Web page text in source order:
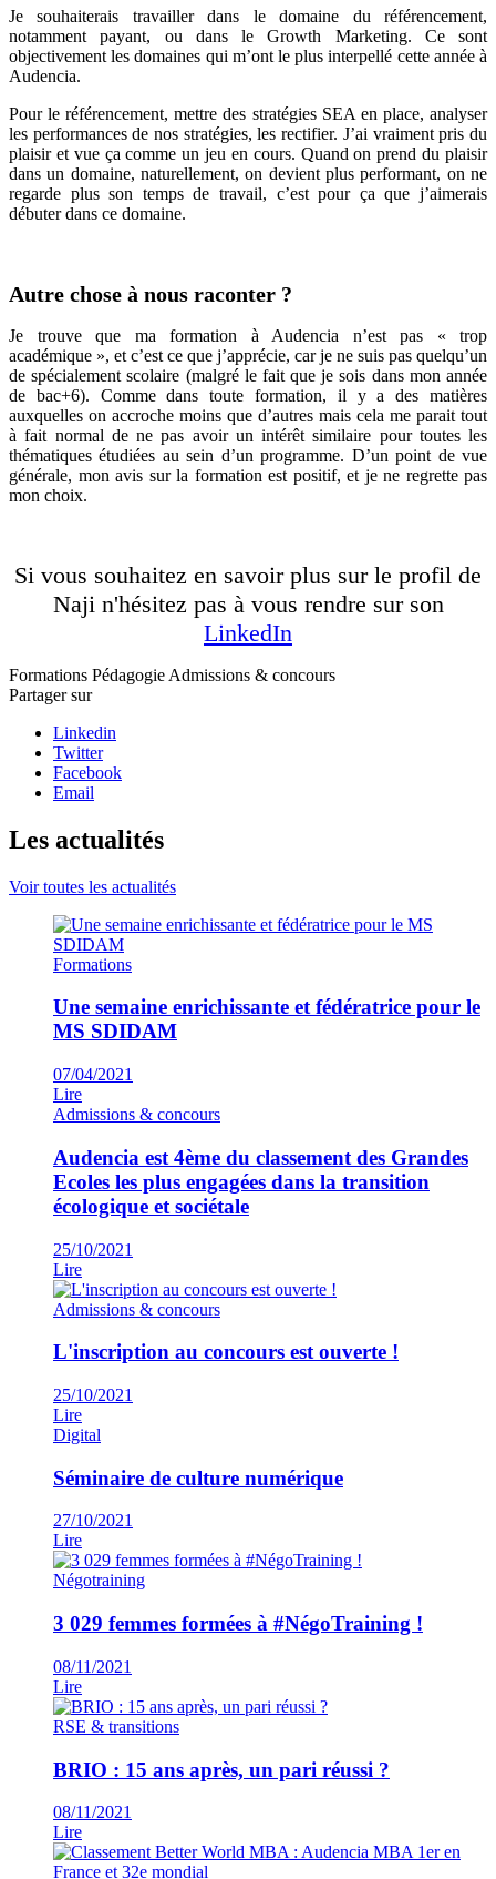
Je souhaiterais travailler dans le domaine du référencement,
notamment payant, ou dans le Growth Marketing. Ce sont
objectivement les domaines qui m’ont le plus interpellé cette année à
Audencia.
Pour le référencement, mettre des stratégies SEA en place, analyser
les performances de nos stratégies, les rectifier. J’ai vraiment pris du
plaisir et vue ça comme un jeu en cours. Quand on prend du plaisir
dans un domaine, naturellement, on devient plus performant, on ne
regarde plus son temps de travail, c’est pour ça que j’aimerais
débuter dans ce domaine.
Autre chose à nous raconter ?
Je trouve que ma formation à Audencia n’est pas « trop
académique », et c’est ce que j’apprécie, car je ne suis pas quelqu’un
de spécialement scolaire (malgré le fait que je sois dans mon année
de bac+6). Comme dans toute formation, il y a des matières
auxquelles on accroche moins que d’autres mais cela me parait tout
à fait normal de ne pas avoir un intérêt similaire pour toutes les
thématiques étudiées au sein d’un programme. D’un point de vue
générale, mon avis sur la formation est positif, et je ne regrette pas
mon choix.
Si vous souhaitez en savoir plus sur le profil de
Naji n'hésitez pas à vous rendre sur son
LinkedIn
Formations Pédagogie Admissions & concours
Partager sur
Linkedin
Twitter
Facebook
Email
Les actualités
Voir toutes les actualités
Formations
Une semaine enrichissante et fédératrice pour le
MS SDIDAM
07/04/2021
Lire
Admissions & concours
Audencia est 4ème du classement des Grandes
Ecoles les plus engagées dans la transition
écologique et sociétale
25/10/2021
Lire
Admissions & concours
L'inscription au concours est ouverte !
25/10/2021
Lire
Digital
Séminaire de culture numérique
27/10/2021
Lire
Négotraining
3 029 femmes formées à #NégoTraining !
08/11/2021
Lire
RSE & transitions
BRIO : 15 ans après, un pari réussi ?
08/11/2021
Lire